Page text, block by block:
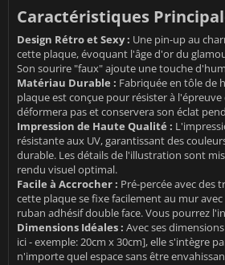
Caractéristiques
Design Rétro et Sexy : Une pin-up au
cette plaque, évoquant l'âge d'or du
Son sourire "faux" ajoute une touche
Matériau Durable : Fabriquée en tôle de
plaque est conçue pour résister à l'épreuve
déformera pas et conservera son éclat
Impression de Haute Qualité :
résistante aux UV, garantissant des
durable. Les détails de l'illustration sont
rendu visuel optimal.
Facile à Accrocher : Pré-percée avec des
cette plaque se fixe facilement au mur
ruban adhésif double face. Vous pourrez
Dimensions Idéales : Avec ses
ici - exemple: 20cm x 30cm], elle s'intègre
n'importe quel espace sans être